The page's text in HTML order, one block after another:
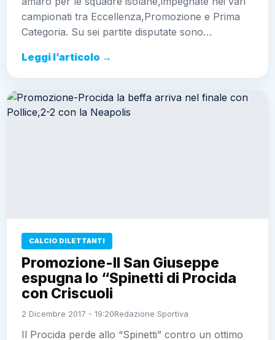
campionati tra Eccellenza,Promozione e Prima
Categoria. Su sei partite disputate sono…
Leggi l’articolo →
CALCIO DILETTANTI
Promozione-Il San Giuseppe
espugna lo “Spinetti di Procida
con Criscuoli
2 Dicembre 2017 - 19:20Redazione Sportiva
Il Procida perde allo “Spinetti” contro un ottimo